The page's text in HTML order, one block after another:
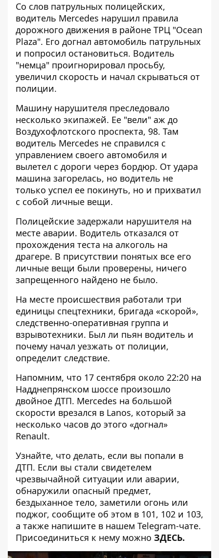
Со слов патрульных полицейских,
водитель Mercedes нарушил правила
дорожного движения в районе ТРЦ "Оcean
Plaza". Его догнал автомобиль патрульных
и попросил остановиться. Водитель
"немца" проигнорировал просьбу,
увеличил скорость и начал скрываться от
полиции.
Машину нарушителя преследовало
несколько экипажей. Ее "вели" аж до
Воздухофлотского проспекта, 98. Там
водитель Mercedes не справился с
управлением своего автомобиля и
вылетел с дороги через бордюр. От удара
машина загорелась, но водитель не
только успел ее покинуть, но и прихватил
с собой личные вещи.
Полицейские задержали нарушителя на
месте аварии. Водитель отказался от
прохождения теста на алкоголь на
драгере. В присутствии понятых все его
личные вещи были проверены, ничего
запрещенного найдено не было.
На месте происшествия работали три
единицы спецтехники, бригада «скорой»,
следственно-оперативная группа и
взрывотехники. Был ли пьян водитель и
почему начал уезжать от полиции,
определит следствие.
Напомним, что 17 сентября около 22:20 на
Надднепрянском шоссе произошло
двойное ДТП. Mercedes на большой
скорости врезался в Lanos, который за
несколько часов до этого «догнал»
Renault.
Узнайте, что делать, если вы попали в
ДТП. Если вы стали свидетелем
чрезвычайной ситуации или аварии,
обнаружили опасный предмет,
бездыханное тело, заметили огонь или
поджог, сообщите об этом в 101, 102 и 103,
а также напишите в нашем Telegram-чате.
Присоединиться к нему можно ЗДЕСЬ.